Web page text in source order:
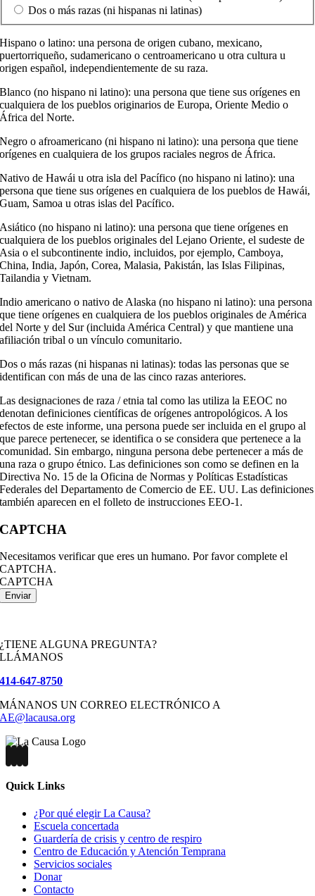
Dos o más razas (ni hispanas ni latinas)
Hispano o latino: una persona de origen cubano, mexicano,
puertorriqueño, sudamericano o centroamericano u otra cultura u
origen español, independientemente de su raza.
Blanco (no hispano ni latino): una persona que tiene sus orígenes en
cualquiera de los pueblos originarios de Europa, Oriente Medio o
África del Norte.
Negro o afroamericano (ni hispano ni latino): una persona que tiene
orígenes en cualquiera de los grupos raciales negros de África.
Nativo de Hawái u otra isla del Pacífico (no hispano ni latino): una
persona que tiene sus orígenes en cualquiera de los pueblos de Hawái,
Guam, Samoa u otras islas del Pacífico.
Asiático (no hispano ni latino): una persona que tiene orígenes en
cualquiera de los pueblos originales del Lejano Oriente, el sudeste de
Asia o el subcontinente indio, incluidos, por ejemplo, Camboya,
China, India, Japón, Corea, Malasia, Pakistán, las Islas Filipinas,
Tailandia y Vietnam.
Indio americano o nativo de Alaska (no hispano ni latino): una persona
que tiene orígenes en cualquiera de los pueblos originales de América
del Norte y del Sur (incluida América Central) y que mantiene una
afiliación tribal o un vínculo comunitario.
Dos o más razas (ni hispanas ni latinas): todas las personas que se
identifican con más de una de las cinco razas anteriores.
Las designaciones de raza / etnia tal como las utiliza la EEOC no
denotan definiciones científicas de orígenes antropológicos. A los
efectos de este informe, una persona puede ser incluida en el grupo al
que parece pertenecer, se identifica o se considera que pertenece a la
comunidad. Sin embargo, ninguna persona debe pertenecer a más de
una raza o grupo étnico. Las definiciones son como se definen en la
Directiva No. 15 de la Oficina de Normas y Políticas Estadísticas
Federales del Departamento de Comercio de EE. UU. Las definiciones
también aparecen en el folleto de instrucciones EEO-1.
CAPTCHA
Necesitamos verificar que eres un humano. Por favor complete el
CAPTCHA.
CAPTCHA
Enviar
¿TIENE ALGUNA PREGUNTA?
LLÁMANOS
414-647-8750
MÁNANOS UN CORREO ELECTRÓNICO A
AE@lacausa.org
Quick Links
¿Por qué elegir La Causa?
Escuela concertada
Guardería de crisis y centro de respiro
Centro de Educación y Atención Temprana
Servicios sociales
Donar
Contacto